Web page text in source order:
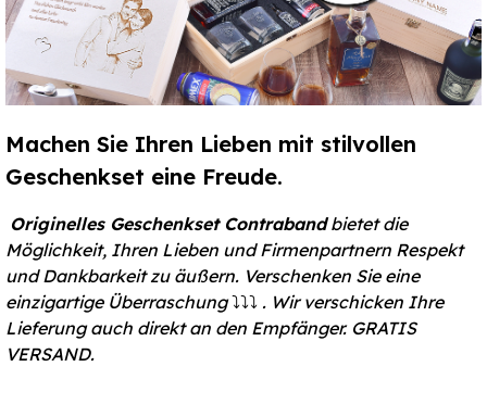
Machen Sie Ihren Lieben mit stilvollen
Geschenkset eine Freude.
Originelles Geschenkset Contrabandbietet die
Möglichkeit, Ihren Lieben und Firmenpartnern Respekt
und Dankbarkeit zu äußern. Verschenken Sie eine
einzigartige Überraschung ⤵️⤵️⤵️ . Wir verschicken Ihre
Lieferung auch direkt an den Empfänger. GRATIS
VERSAND.